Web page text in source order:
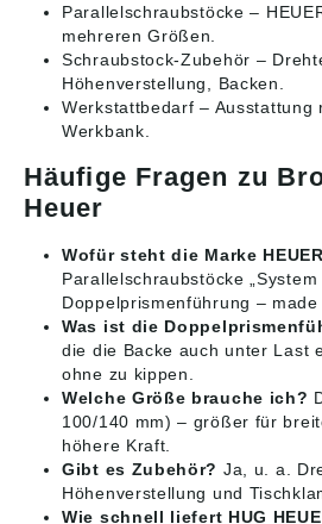
Parallelschraubstöcke –
mehreren Größen.
Schraubstock-Zubehör –
Höhenverstellung, Backen.
Werkstattbedarf – Ausstattung
Werkbank.
Häufige Fragen zu
Heuer
Wofür steht die Marke
Parallelschraubstöcke „System
Doppelprismenführung – made
Was ist die
die die Backe auch unter Last
ohne zu kippen.
Welche Größe brauche ich?
100/140 mm) – größer für
höhere Kraft.
Gibt es Zubehör? Ja, u. a.
Höhenverstellung und
Wie schnell liefert HUG